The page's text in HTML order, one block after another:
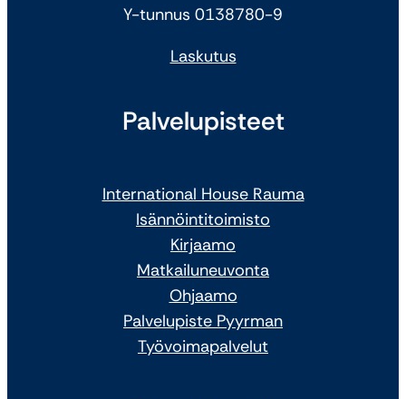
Y-tunnus 0138780-9
Laskutus
Palvelupisteet
International House Rauma
Isännöintitoimisto
Kirjaamo
Matkailuneuvonta
Ohjaamo
Palvelupiste Pyyrman
Työvoimapalvelut